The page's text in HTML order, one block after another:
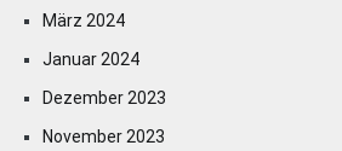
März 2024
Januar 2024
Dezember 2023
November 2023